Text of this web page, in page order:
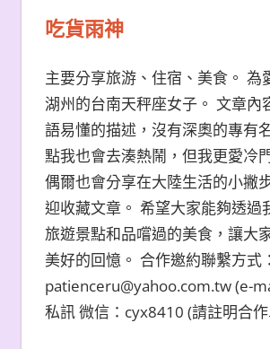
吃貨雨神
主要分享旅游、住宿、美食。 為
湖州的台南天秤座女子。 文章內
語易懂的描述，沒有深奧的專有
點我也會去湊熱鬧，但我更愛冷
偶爾也會分享在大陸生活的小撇
迎收藏文章。 希望大家能夠透過
旅遊景點和品嚐過的美食，讓大
美好的回憶。 合作邀約聯繫方式：
patienceru@yahoo.com.tw (e-
私訊 微信：cyx8410 (請註明合